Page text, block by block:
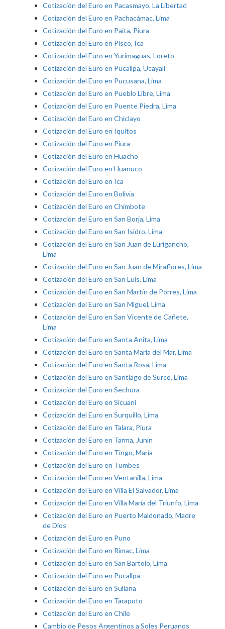
Cotización del Euro en Pacasmayo, La Libertad
Cotización del Euro en Pachacámac, Lima
Cotización del Euro en Paita, Piura
Cotización del Euro en Pisco, Ica
Cotización del Euro en Yurimaguas, Loreto
Cotización del Euro en Pucallpa, Ucayali
Cotización del Euro en Pucusana, Lima
Cotización del Euro en Pueblo Libre, Lima
Cotización del Euro en Puente Piedra, Lima
Cotización del Euro en Chiclayo
Cotización del Euro en Iquitos
Cotización del Euro en Piura
Cotización del Euro en Huacho
Cotización del Euro en Huanuco
Cotización del Euro en Ica
Cotización del Euro en Bolivia
Cotización del Euro en Chimbote
Cotización del Euro en San Borja, Lima
Cotización del Euro en San Isidro, Lima
Cotización del Euro en San Juan de Lurigancho,
Lima
Cotización del Euro en San Juan de Miraflores, Lima
Cotización del Euro en San Luis, Lima
Cotización del Euro en San Martín de Porres, Lima
Cotización del Euro en San Miguel, Lima
Cotización del Euro en San Vicente de Cañete,
Lima
Cotización del Euro en Santa Anita, Lima
Cotización del Euro en Santa María del Mar, Lima
Cotización del Euro en Santa Rosa, Lima
Cotización del Euro en Santiago de Surco, Lima
Cotización del Euro en Sechura
Cotización del Euro en Sicuani
Cotización del Euro en Surquillo, Lima
Cotización del Euro en Talara, Piura
Cotización del Euro en Tarma, Junín
Cotización del Euro en Tingo, María
Cotización del Euro en Tumbes
Cotización del Euro en Ventanilla, Lima
Cotización del Euro en Villa El Salvador, Lima
Cotización del Euro en Villa María del Triunfo, Lima
Cotización del Euro en Puerto Maldonado, Madre
de Dios
Cotización del Euro en Puno
Cotización del Euro en Rímac, Lima
Cotización del Euro en San Bartolo, Lima
Cotización del Euro en Pucallpa
Cotización del Euro en Sullana
Cotización del Euro en Tarapoto
Cotización del Euro en Chile
Cambio de Pesos Argentinos a Soles Peruanos